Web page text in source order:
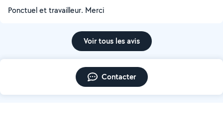
Ponctuel et travailleur. Merci
Voir tous les avis
Contacter